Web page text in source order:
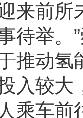
来前
待举。
推动氢
入较
乘车前